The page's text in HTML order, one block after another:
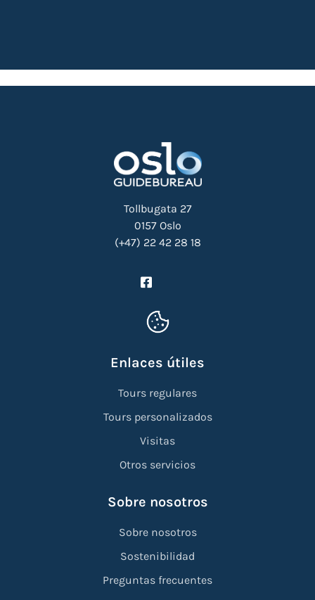
Tollbugata 27
0157 Oslo
(+47) 22 42 28 18
Enlaces útiles
Tours regulares
Tours personalizados
Visitas
Otros servicios
Sobre nosotros
Sobre nosotros
Sostenibilidad
Preguntas frecuentes